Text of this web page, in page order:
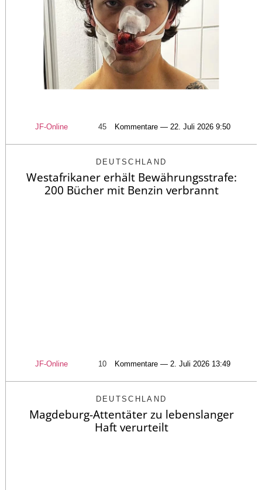
JF-Online 45 Kommentare — 22. Juli 2026 9:50
DEUTSCHLAND
Westafrikaner erhält Bewährungsstrafe:
200 Bücher mit Benzin verbrannt
JF-Online 10 Kommentare — 2. Juli 2026 13:49
DEUTSCHLAND
Magdeburg-Attentäter zu lebenslanger
Haft verurteilt